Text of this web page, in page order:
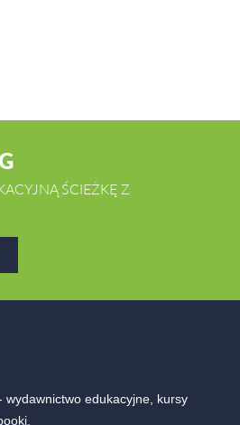
ŚCIEŻKĘ Z
wydawnictwo edukacyjne, kursy